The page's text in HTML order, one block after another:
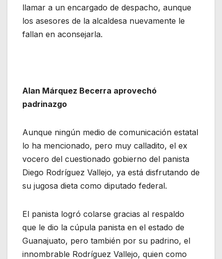
llamar a un encargado de despacho, aunque
los asesores de la alcaldesa nuevamente le
fallan en aconsejarla.
Alan Márquez Becerra aprovechó
padrinazgo
Aunque ningún medio de comunicación estatal
lo ha mencionado, pero muy calladito, el ex
vocero del cuestionado gobierno del panista
Diego Rodríguez Vallejo, ya está disfrutando de
su jugosa dieta como diputado federal.
El panista logró colarse gracias al respaldo
que le dio la cúpula panista en el estado de
Guanajuato, pero también por su padrino, el
innombrable Rodríguez Vallejo, quien como